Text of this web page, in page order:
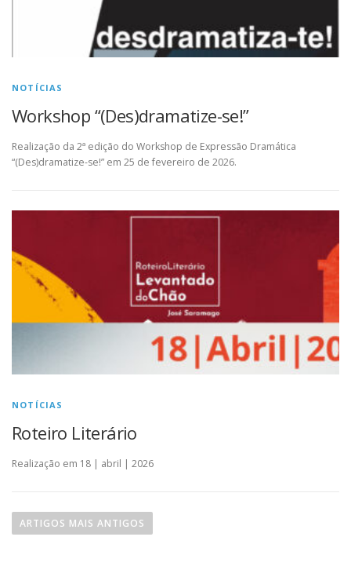
NOTÍCIAS
Workshop “(Des)dramatize-se!”
Realização da 2ª edição do Workshop de Expressão Dramática
“(Des)dramatize-se!” em 25 de fevereiro de 2026.
NOTÍCIAS
Roteiro Literário
Realização em 18 | abril | 2026
aARTIGOS MAIS ANTIGOS